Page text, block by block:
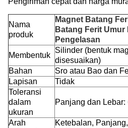
Nama
produk
Magnet Batang
Batang Ferit
Pengelasan
Membentuk
Silinder (bentuk
disesuaikan)
Bahan
Sro atau Bao dan
Lapisan
Tidak
Toleransi
dalam
ukuran
Panjang dan Lebar:
Arah
Ketebalan,